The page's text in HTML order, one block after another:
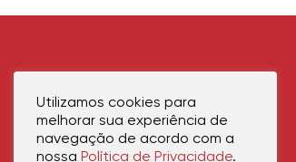
Utilizamos cookies para
melhorar sua experiência de
navegação de acordo com a
nossa Política de Privacidade.